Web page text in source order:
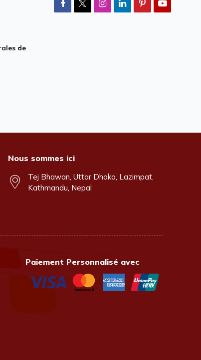
de
Nous sommes ici
Tej Bhawan, Uttar Dhoka, Lazimpat,
Kathmandu, Nepal
Paiement Personnalisé avec